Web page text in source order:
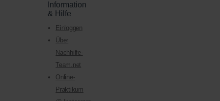
Information
& Hilfe
Einloggen
Über
Nachhilfe-
Team.net
Online-
Praktikum